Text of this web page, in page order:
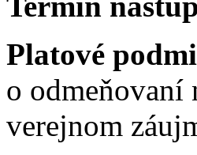
Platové
o odmeňovaní
verejnom